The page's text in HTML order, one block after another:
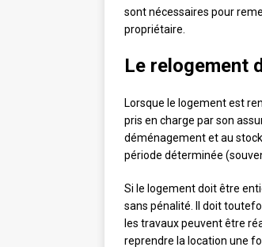
sont nécessaires pour
propriétaire.
Le relogement
Lorsque le logement est
pris en charge par son
déménagement et au
période déterminée
Si le logement doit être
sans pénalité. Il doit
les travaux peuvent être
reprendre la location une